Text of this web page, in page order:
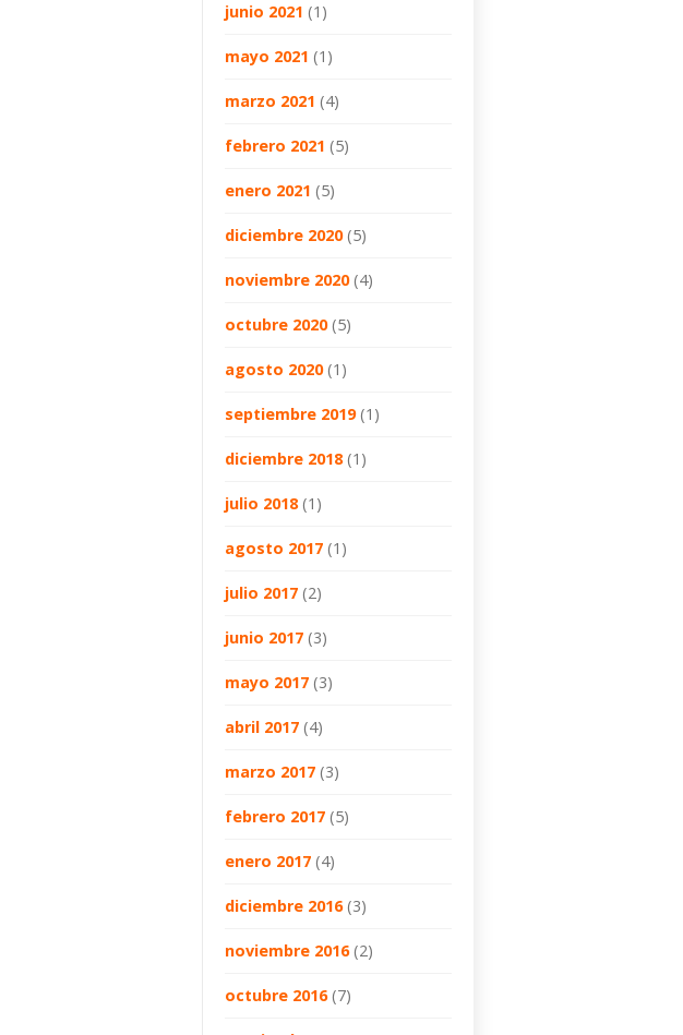
junio 2021 (1)
mayo 2021 (1)
marzo 2021 (4)
febrero 2021 (5)
enero 2021 (5)
diciembre 2020(5)
noviembre 2020(4)
octubre 2020(5)
agosto 2020(1)
septiembre 2019(1)
diciembre 2018(1)
julio 2018(1)
agosto 2017 (1)
julio 2017 (2)
junio 2017 (3)
mayo 2017 (3)
abril 2017 (4)
marzo 2017 (3)
febrero 2017 (5)
enero 2017 (4)
diciembre 2016(3)
noviembre 2016(2)
octubre 2016(7)